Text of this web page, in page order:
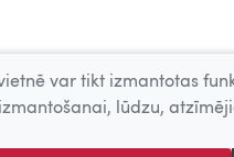
var tikt izmantotas
lūdzu,